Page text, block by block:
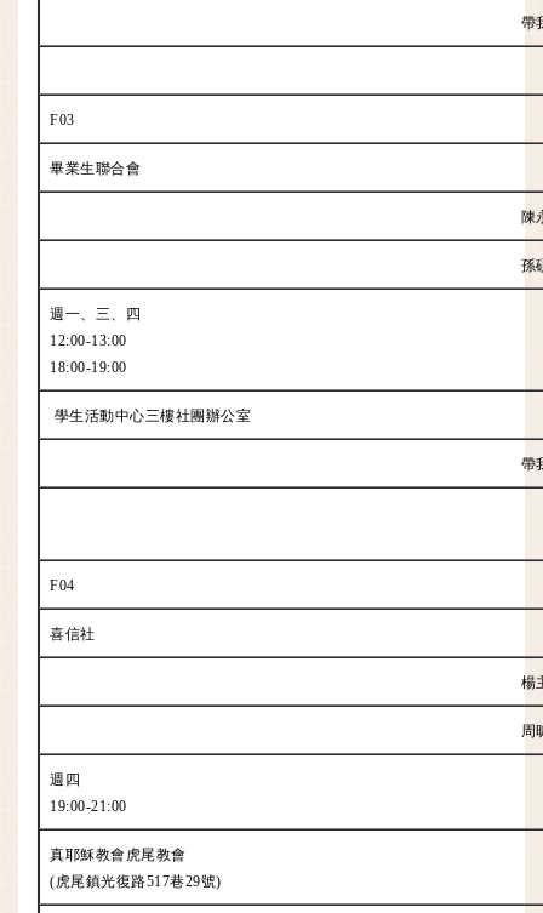
帶
F03
畢業生聯合會
陳
孫
週一、三、四
12:00-13:00
18:00-19:00
學生活動中心三樓社團辦公室
帶
F04
喜信社
楊
周
週四
19:00-21:00
真耶穌教會虎尾教會
(虎尾鎮光復路517巷29號)